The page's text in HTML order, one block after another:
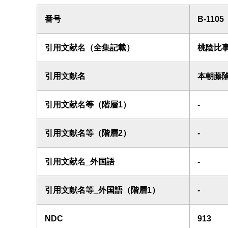
番号 B-1105
引用文献名（全集記載） 桃陰比
引用文献名 本朝藤
引用文献名等（階層1） -
引用文献名等（階層2） -
引用文献名_外国語 -
引用文献名等_外国語（階層1） -
NDC 913